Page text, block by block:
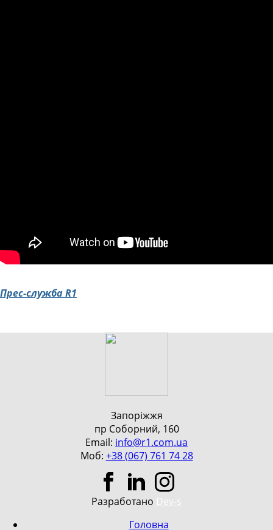
Прес-служба R1
Запоріжжя
пр Соборний, 160
Email: info@r1.com.ua
Моб: +38 (067) 761 74 28
Разработано Dev-s
Головна